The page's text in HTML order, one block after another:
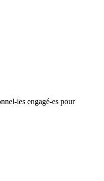
les engagé-es pour